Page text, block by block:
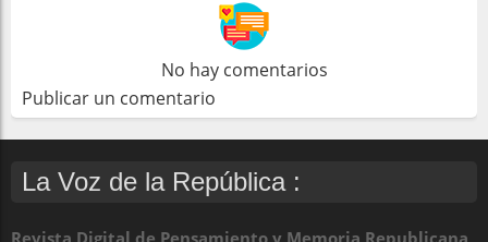
No hay comentarios
Publicar un comentario
La Voz de la República :
Revista Digital de Pensamiento y Memoria Republicana